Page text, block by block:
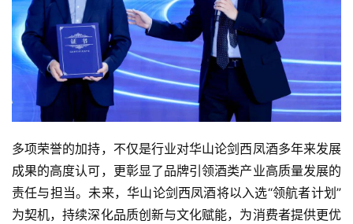
多项荣誉的加持，不仅是行业对华山论剑西凤酒多年来发展
成果的高度认可，更彰显了品牌引领酒类产业高质量发展的
责任与担当。未来，华山论剑西凤酒将以入选“领航者计划”
为契机，持续深化品质创新与文化赋能，为消费者提供更优